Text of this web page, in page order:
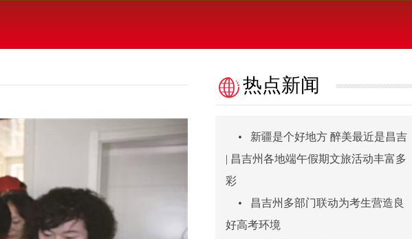
热点新闻
•
新疆是个好地方 醉美最近是昌吉
| 昌吉州各地端午假期文旅活动丰富多
彩
•
昌吉州多部门联动为考生营造良
好高考环境